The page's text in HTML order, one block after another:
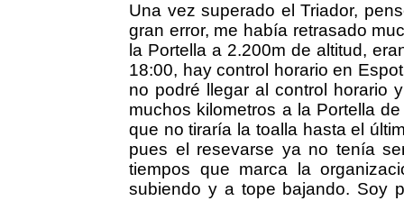
Una vez superado el Triador,
gran error, me había retrasado
la Portella a 2.200m de altitud,
18:00, hay control horario en
no podré llegar al control horario
muchos kilometros a la Portella
que no tiraría la toalla hasta el
pues el resevarse ya no tenía
tiempos que marca la
subiendo y a tope bajando. Soy